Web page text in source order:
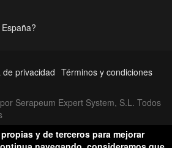
de privacidad Términos y condiciones
Serapeum Expert System, S.L. Todos
y de terceros para mejorar